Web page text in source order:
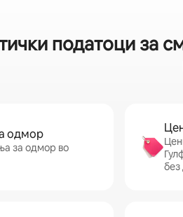
податоци за
одмор
за одмор во